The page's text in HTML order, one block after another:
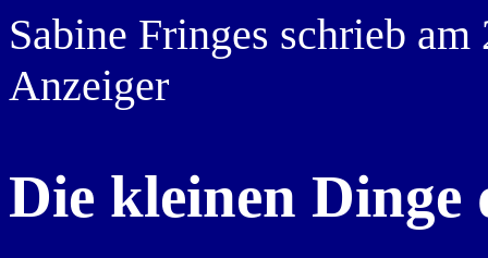
Sabine Fringes schrieb
Anzeiger
Die kleinen Dinge